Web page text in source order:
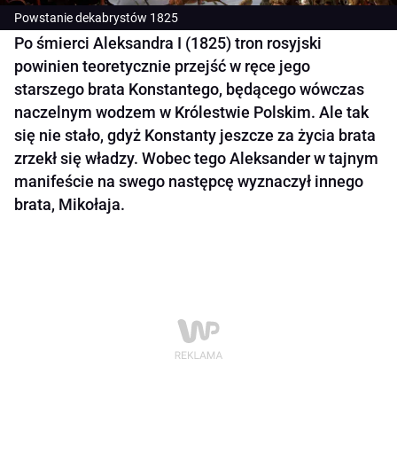
Powstanie dekabrystów 1825
Po śmierci Aleksandra I (1825) tron rosyjski
powinien teoretycznie przejść w ręce jego
starszego brata Konstantego, będącego wówczas
naczelnym wodzem w Królestwie Polskim. Ale tak
się nie stało, gdyż Konstanty jeszcze za życia brata
zrzekł się władzy. Wobec tego Aleksander w tajnym
manifeście na swego następcę wyznaczył innego
brata, Mikołaja.